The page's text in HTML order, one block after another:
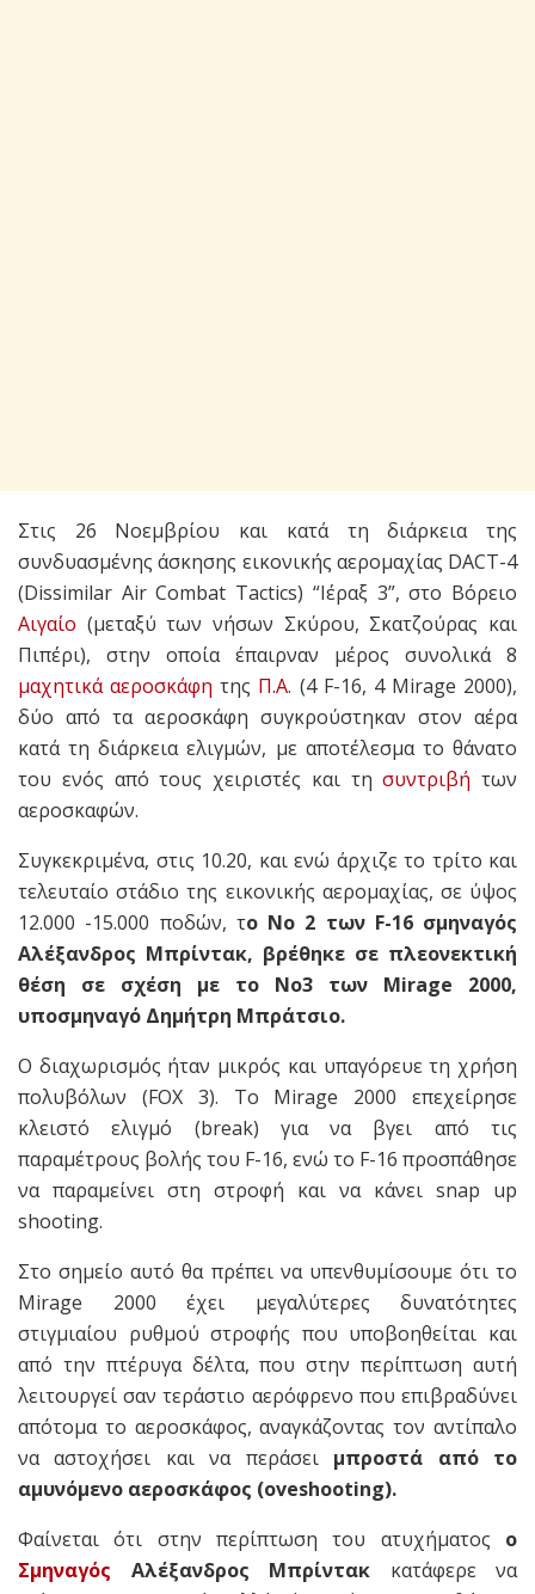
Στις 26 Νοεμβρίου και κατά τη διάρκεια της
συνδυασμένης άσκησης εικονικής αερομαχίας DACT-4
(Dissimilar Air Combat Tactics) “Ιέραξ 3”, στο Βόρειο
Αιγαίο (μεταξύ των νήσων Σκύρου, Σκατζούρας και
Πιπέρι), στην οποία έπαιρναν μέρος συνολικά 8
μαχητικά αεροσκάφη της Π.Α. (4 F-16, 4 Mirage 2000),
δύο από τα αεροσκάφη συγκρούστηκαν στον αέρα
κατά τη διάρκεια ελιγμών, με αποτέλεσμα το θάνατο
του ενός από τους χειριστές και τησυντριβή των
αεροσκαφών.
Συγκεκριμένα, στις 10.20, και ενώ άρχιζε το τρίτο και
τελευταίο στάδιο της εικονικής αερομαχίας, σε ύψος
12.000 -15.000 ποδών, το Νο 2 των F-16 σμηναγός
Αλέξανδρος Μπρίντακ, βρέθηκε σε πλεονεκτική
θέση σε σχέση με το Νο3 των Mirage 2000,
υποσμηναγό Δημήτρη Μπράτσιο.
O διαχωρισμός ήταν μικρός και υπαγόρευε τη χρήση
πολυβόλων (FOX 3). Το Mirage 2000 επεχείρησε
κλειστό ελιγμό (break) για να βγει από τις
παραμέτρους βολής του F-16, ενώ το F-16 προσπάθησε
να παραμείνει στη στροφή και να κάνει snap up
shooting.
Στο σημείο αυτό θα πρέπει να υπενθυμίσουμε ότι το
Mirage 2000 έχει μεγαλύτερες δυνατότητες
στιγμιαίου ρυθμού στροφής που υποβοηθείται και
από την πτέρυγα δέλτα, που στην περίπτωση αυτή
λειτουργεί σαν τεράστιο αερόφρενο που επιβραδύνει
απότομα το αεροσκάφος, αναγκάζοντας τον αντίπαλο
να αστοχήσει και να περάσει μπροστά από το
αμυνόμενο αεροσκάφος (oveshooting).
Φαίνεται ότι στην περίπτωση του ατυχήματος ο
Σμηναγός Αλέξανδρος Μπρίντακ κατάφερε να